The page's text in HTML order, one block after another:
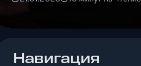
Навигация